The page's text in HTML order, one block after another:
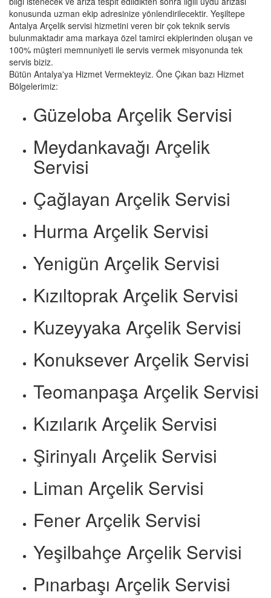
konusunda uzman ekip adresinize yönlendirilecektir. Yeşiltepe
Antalya Arçelik servisi hizmetini veren bir çok teknik servis
bulunmaktadır ama markaya özel tamirci ekiplerinden oluşan ve
100% müşteri memnuniyeti ile servis vermek misyonunda tek
servis biziz.
Bütün Antalya'ya Hizmet Vermekteyiz. Öne Çıkan bazı Hizmet
Bölgelerimiz:
Güzeloba Arçelik Servisi
Meydankavağı Arçelik
Servisi
Çağlayan Arçelik Servisi
Hurma Arçelik Servisi
Yenigün Arçelik Servisi
Kızıltoprak Arçelik Servisi
Kuzeyyaka Arçelik Servisi
Konuksever Arçelik Servisi
Teomanpaşa Arçelik Servisi
Kızılarık Arçelik Servisi
Şirinyalı Arçelik Servisi
Liman Arçelik Servisi
Fener Arçelik Servisi
Yeşilbahçe Arçelik Servisi
Pınarbaşı Arçelik Servisi